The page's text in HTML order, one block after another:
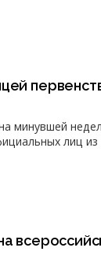
минувшей
лиц из